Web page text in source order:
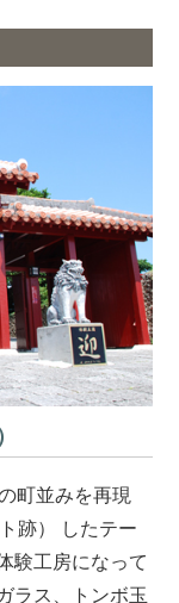
町並みを再現
跡） したテー
験工房になって
ラス、トンボ玉